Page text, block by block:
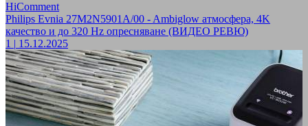
HiComment
Philips Evnia 27M2N5901A/00 - Ambiglow атмосфера, 4K
качество и до 320 Hz опресняване (ВИДЕО РЕВЮ)
1 | 15.12.2025